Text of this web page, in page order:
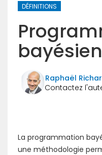
DÉFINITIONS
Raphaël
La programmation
une méthodologie